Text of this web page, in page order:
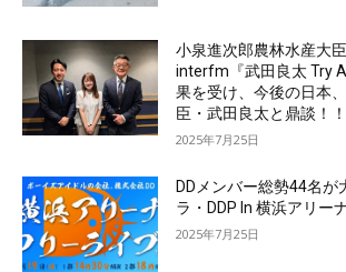
小泉進次郎農林水産大
interfm『武田良太 Try
果を受け、今後の日本
臣・武田良太と鼎談！！
2025年7月25日
DDメンバー総勢44名が
ラ・DDP In 横浜アリー
2025年7月25日